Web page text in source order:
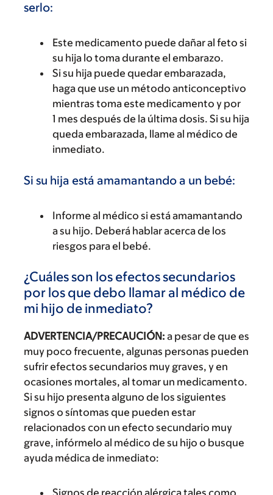
serlo:
Este medicamento puede dañar al feto si
su hija lo toma durante el embarazo.
Si su hija puede quedar embarazada,
haga que use un método anticonceptivo
mientras toma este medicamento y por
1 mes después de la última dosis. Si su hija
queda embarazada, llame al médico de
inmediato.
Si su hija está amamantando a un bebé:
Informe al médico si está amamantando
a su hijo. Deberá hablar acerca de los
riesgos para el bebé.
¿Cuáles son los efectos secundarios
por los que debo llamar al médico de
mi hijo de inmediato?
ADVERTENCIA/PRECAUCIÓN: a pesar de que es
muy poco frecuente, algunas personas pueden
sufrir efectos secundarios muy graves, y en
ocasiones mortales, al tomar un medicamento.
Si su hijo presenta alguno de los siguientes
signos o síntomas que pueden estar
relacionados con un efecto secundario muy
grave, infórmelo al médico de su hijo o busque
ayuda médica de inmediato:
Signos de reacción alérgica tales como